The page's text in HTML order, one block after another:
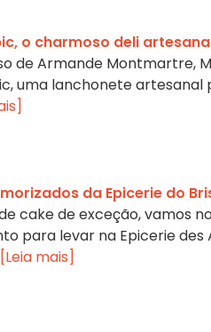
o charmoso deli
de Armande Montmartre,
uma lanchonete
da Epicerie do
cake de exceção, vamos
para levar na Epicerie des
[Leia mais]